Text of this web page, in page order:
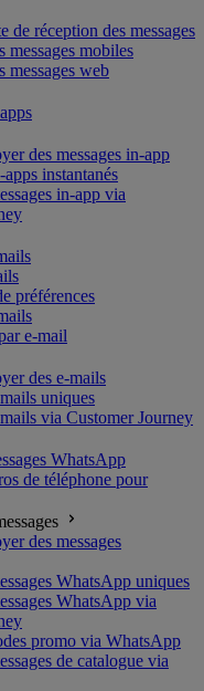
de réception des messages
messages mobiles
messages web
des messages in-app
instantanés
in-app via
préférences
e-mail
des e-mails
uniques
via Customer Journey
WhatsApp
de téléphone pour
des messages
WhatsApp uniques
WhatsApp via
promo via WhatsApp
de catalogue via